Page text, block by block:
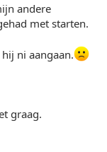
andere
met starten.
ni aangaan.
graag.